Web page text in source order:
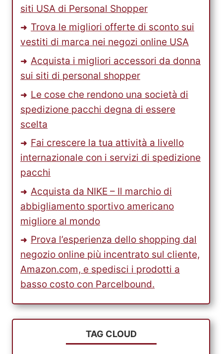
siti USA di Personal Shopper
Trova le migliori offerte di sconto sui
vestiti di marca nei negozi online USA
Acquista i migliori accessori da donna
sui siti di personal shopper
Le cose che rendono una società di
spedizione pacchi degna di essere
scelta
Fai crescere la tua attività a livello
internazionale con i servizi di spedizione
pacchi
Acquista da NIKE – Il marchio di
abbigliamento sportivo americano
migliore al mondo
Prova l’esperienza dello shopping dal
negozio online più incentrato sul cliente,
Amazon.com, e spedisci i prodotti a
basso costo con Parcelbound.
TAG CLOUD